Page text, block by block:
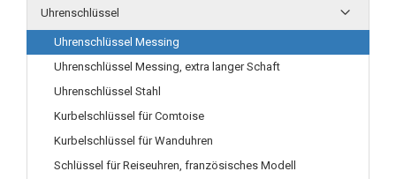
Uhrenschlüssel
Uhrenschlüssel Messing
Uhrenschlüssel Messing, extra langer Schaft
Uhrenschlüssel Stahl
Kurbelschlüssel für Comtoise
Kurbelschlüssel für Wanduhren
Schlüssel für Reiseuhren, französisches Modell